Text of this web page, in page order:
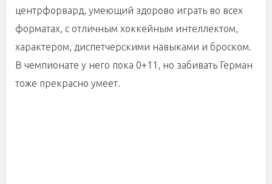
центрфорвард, умеющий здорово играть во всех
форматах, с отличным хоккейным интеллектом,
характером, диспетчерскими навыками и броском.
В чемпионате у него пока 0+11, но забивать Герман
тоже прекрасно умеет.